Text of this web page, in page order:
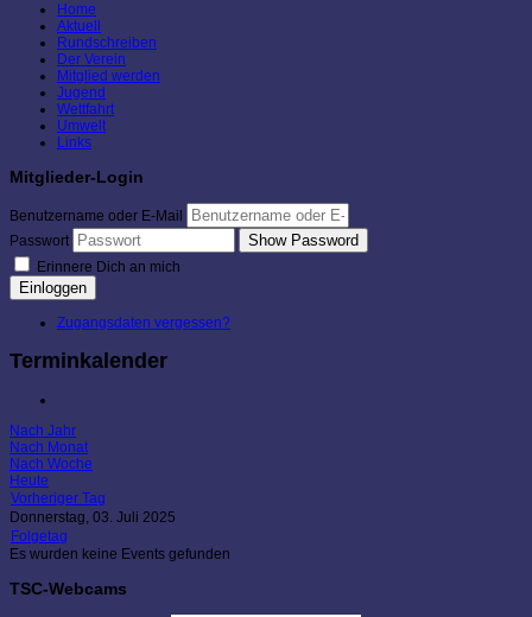
Home
Aktuell
Rundschreiben
Der Verein
Mitglied werden
Jugend
Wettfahrt
Umwelt
Links
Mitglieder-Login
Benutzername oder E-Mail
Passwort
Show Password
Erinnere Dich an mich
Einloggen
Zugangsdaten vergessen?
Terminkalender
Nach Jahr
Nach Monat
Nach Woche
Heute
Vorheriger Tag
Donnerstag, 03. Juli 2025
Folgetag
Es wurden keine Events gefunden
TSC-Webcams